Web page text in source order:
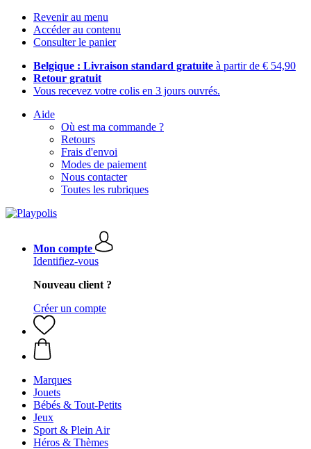
Revenir au menu
Accéder au contenu
Consulter le panier
Belgique : Livraison standard gratuite à partir de € 54,90
Retour gratuit
Vous recevez votre colis en 3 jours ouvrés.
Aide
Où est ma commande ?
Retours
Frais d'envoi
Modes de paiement
Nous contacter
Toutes les rubriques
Mon compte
Identifiez-vous
Nouveau client ?
Créer un compte
Marques
Jouets
Bébés & Tout-Petits
Jeux
Sport & Plein Air
Héros & Thèmes